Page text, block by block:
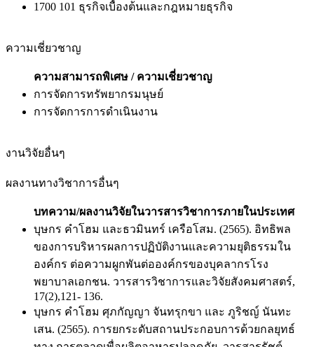
1700 101 ธุรกิจเบื้องต้นและกฎหมายธุรกิจ
ความเชี่ยวชาญ
ความสามารถพิเศษ / ความเชี่ยวชาญ
การจัดการทรัพยากรมนุษย์
การจัดการการดำเนินงาน
งานวิจัยอื่นๆ
ผลงานทางวิชาการอื่นๆ
บทความ/ผลงานวิจัยในวารสารวิชาการภายในประเทศ
บุษกร คําโฮม และธวมินทร์ เครือโสม. (2565). อิทธิพล
ของการบริหารผลการปฏิบัติงานและความยุติธรรมใน
องค์กร ต่อความผูกพันต่อองค์กรของบุคลากรโรง
พยาบาลเอกชน. วารสารวิชาการและวิจัยสังคมศาสตร์,
17(2),121- 136.
บุษกร คําโฮม ศุภกัญญา จันทรุกขา และ ภูริชญ์ นันทะ
เสน. (2565). การยกระดับสถานประกอบการด้วยกลยุทธ์